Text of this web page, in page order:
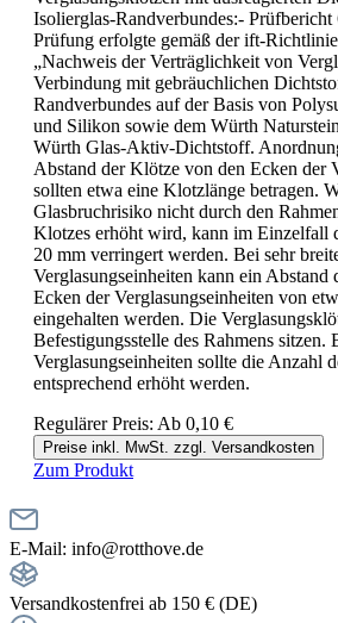
Isolierglas-Randverbundes:-
Prüfung erfolgte gemäß der ift-
„Nachweis der Verträglichkeit von
Verbindung mit gebräuchlichen
Randverbundes auf der Basis von
und Silikon sowie dem Würth
Würth Glas-Aktiv-Dichtstoff.
Abstand der Klötze von den Ecken der
sollten etwa eine Klotzlänge betragen.
Glasbruchrisiko nicht durch den
Klotzes erhöht wird, kann im Einzelfall
20 mm verringert werden. Bei sehr
Verglasungseinheiten kann ein Abstand
Ecken der Verglasungseinheiten von
eingehalten werden. Die
Befestigungsstelle des Rahmens sitzen.
Verglasungseinheiten sollte die Anzahl
entsprechend erhöht werden.
Regulärer Preis: Ab 0,10 €
Preise inkl. MwSt. zzgl. Versandkosten
Zum Produkt
E-Mail: info@rotthove.de
Versandkostenfrei ab 150 € (DE)